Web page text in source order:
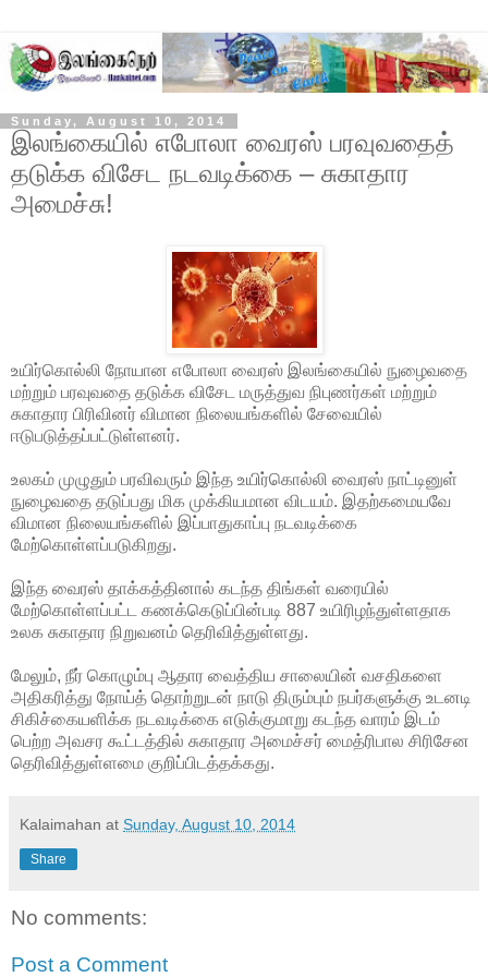
Sunday, August 10, 2014
இலங்கையில் எபோலா வைரஸ் பரவுவதைத்
தடுக்க விசேட நடவடிக்கை – சுகாதார
அமைச்சு!
உயிர்கொல்லி நோயான எபோலா வைரஸ் இலங்கையில் நுழைவதை
மற்றும் பரவுவதை தடுக்க விசேட மருத்துவ நிபுணர்கள் மற்றும்
சுகாதார பிரிவினர் விமான நிலையங்களில் சேவையில்
ஈடுபடுத்தப்பட்டுள்ளனர்.
உலகம் முழுதும் பரவிவரும் இந்த உயிர்கொல்லி வைரஸ் நாட்டினுள்
நுழைவதை தடுப்பது மிக முக்கியமான விடயம். இதற்கமையவே
விமான நிலையங்களில் இப்பாதுகாப்பு நடவடிக்கை
மேற்கொள்ளப்படுகிறது.
இந்த வைரஸ் தாக்கத்தினால் கடந்த திங்கள் வரையில்
மேற்கொள்ளப்பட்ட கணக்கெடுப்பின்படி 887 உயிரிழந்துள்ளதாக
உலக சுகாதார நிறுவனம் தெரிவித்துள்ளது.
மேலும், நீர் கொழும்பு ஆதார வைத்திய சாலையின் வசதிகளை
அதிகரித்து நோய்த் தொற்றுடன் நாடு திரும்பும் நபர்களுக்கு உடனடி
சிகிச்கையளிக்க நடவடிக்கை எடுக்குமாறு கடந்த வாரம் இடம்
பெற்ற அவசர கூட்டத்தில் சுகாதார அமைச்சர் மைத்ரிபால சிரிசேன
தெரிவித்துள்ளமை குறிப்பிடத்தக்கது.
Kalaimahan at Sunday, August 10, 2014
Share
No comments:
Post a Comment